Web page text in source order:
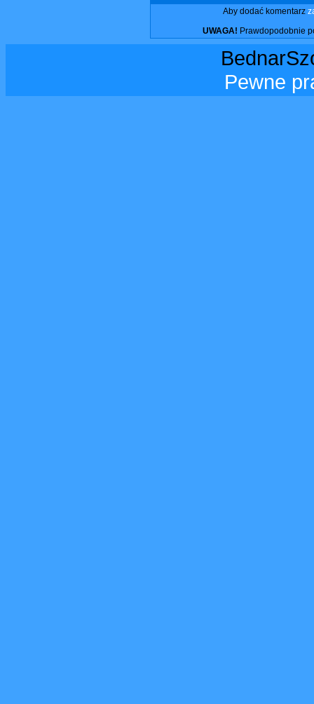
Aby dodać komentarz
UWAGA! Prawdopodobnie
Pewne